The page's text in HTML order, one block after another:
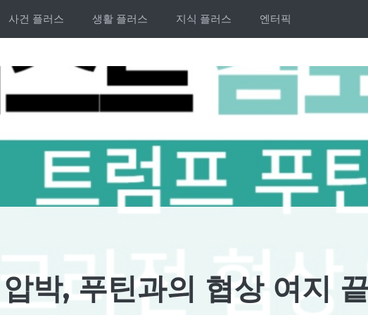
사건 플러스 생활 플러스 지식 플러스 엔터픽
박, 푸틴과의 협상 여지